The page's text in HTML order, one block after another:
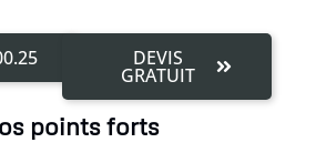
DEVIS
GRATUIT
points forts